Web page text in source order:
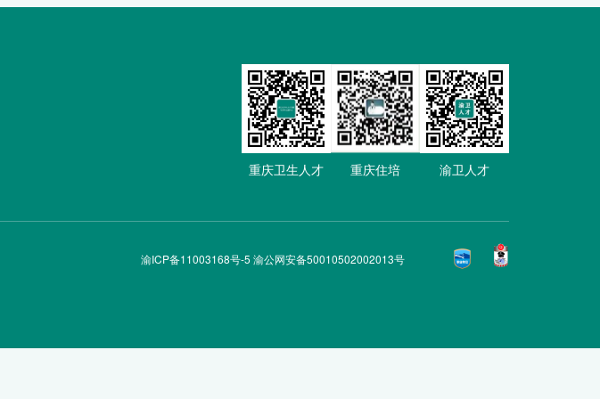
重庆卫生人才 重庆住培 渝卫人才
渝ICP备11003168号-5 渝公网安备50010502002013号